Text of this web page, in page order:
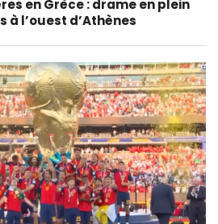
en Grèce : drame en plein
à l’ouest d’Athènes